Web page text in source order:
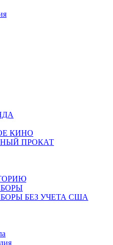
КИНО
ПРОКАТ
БЕЗ УЧЕТА США